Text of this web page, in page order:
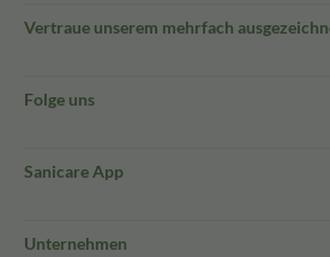
Vertraue unserem mehrfach
Folge uns
Sanicare App
Unternehmen